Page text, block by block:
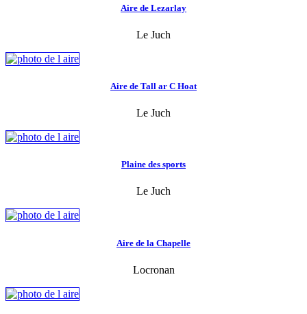
Aire de Lezarlay
Le Juch
Aire de Tall ar C Hoat
Le Juch
Plaine des sports
Le Juch
Aire de la Chapelle
Locronan